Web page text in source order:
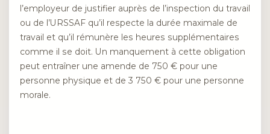
l’employeur de justifier auprès de l’inspection du travail
ou de l’URSSAF qu’il respecte la durée maximale de
travail et qu’il rémunère les heures supplémentaires
comme il se doit. Un manquement à cette obligation
peut entraîner une amende de 750 € pour une
personne physique et de 3 750 € pour une personne
morale.